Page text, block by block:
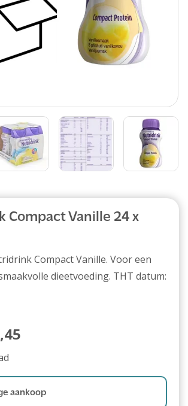
Compact Vanille 24 x
Compact Vanille. Voor een
dieetvoeding. THT datum:
aankoop